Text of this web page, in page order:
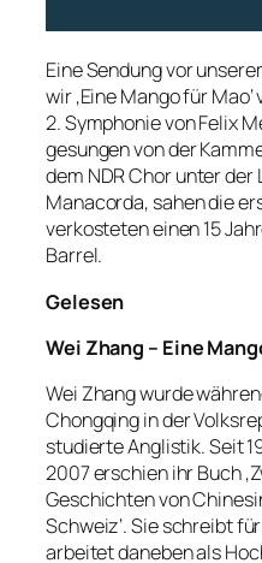
Eine Sendung vor
wir ‚Eine Mango für
2. Symphonie von Felix
gesungen von der
dem NDR Chor unter
Manacorda, sahen die
verkosteten einen 15
Barrel.
Gelesen
Wei Zhang – Eine
Wei Zhang wurde
Chongqing in der
studierte Anglistik. Seit
2007 erschien ihr Buch
Geschichten von
Schweiz‘. Sie schreibt
arbeitet daneben als